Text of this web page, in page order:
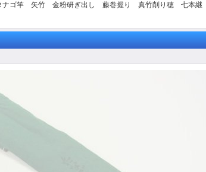
ナゴ竿 矢竹 金粉研ぎ出し 藤巻握り 真竹削り穂 七本継